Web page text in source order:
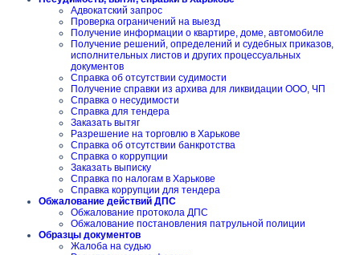
Адвокатский запрос
Проверка ограничений на выезд
Получение информации о квартире, доме, автомобиле
Получение решений, определений и судебных приказов,
исполнительных листов и других процессуальных
документов
Справка об отсутствии судимости
Получение справки из архива для ликвидации ООО, ЧП
Справка о несудимости
Справка для тендера
Заказать вытяг
Разрешение на торговлю в Харькове
Справка об отсутствии банкротства
Справка о коррупции
Заказать выписку
Справка по налогам в Харькове
Справка коррупции для тендера
Обжалование действий ДПС
Обжалование протокола ДПС
Обжалование постановления патрульной полиции
Образцы документов
Жалоба на судью